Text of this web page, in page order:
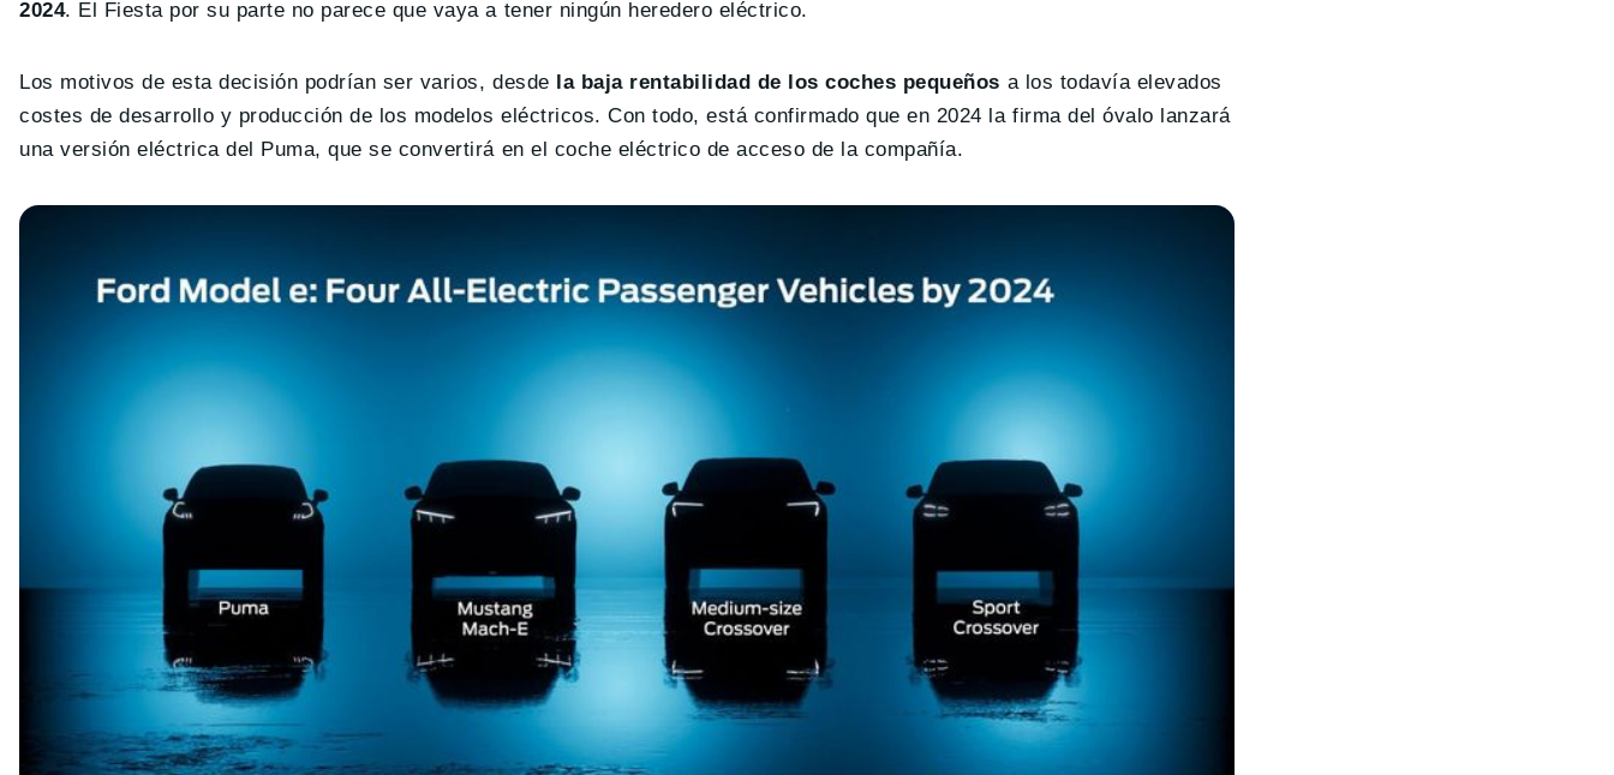
2024. El Fiesta por su parte no parece que vaya a tener ningún heredero eléctrico.
Los motivos de esta decisión podrían ser varios, desde la baja rentabilidad de los coches pequeños a los todavía elevados
costes de desarrollo y producción de los modelos eléctricos. Con todo, está confirmado que en 2024 la firma del óvalo lanzará
una versión eléctrica del Puma, que se convertirá en el coche eléctrico de acceso de la compañía.